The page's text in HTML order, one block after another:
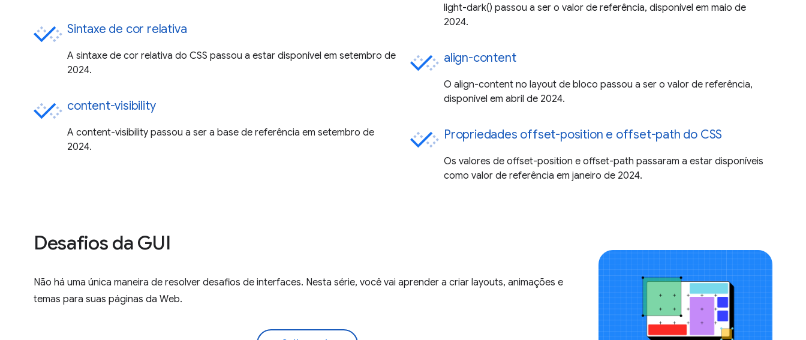
Sintaxe de cor relativa
A sintaxe de cor relativa do CSS passou a estar disponível em setembro de
2024.
content-visibility
A content-visibility passou a ser a base de referência em setembro de
2024.
light-dark() passou a ser o valor de referência, disponível em maio de
2024.
align-content
O align-content no layout de bloco passou a ser o valor de referência,
disponível em abril de 2024.
Propriedades offset-position e offset-path do CSS
Os valores de offset-position e offset-path passaram a estar disponíveis
como valor de referência em janeiro de 2024.
Desafios da GUI
Não há uma única maneira de resolver desafios de interfaces. Nesta série, você vai aprender a criar layouts, animações e
temas para suas páginas da Web.